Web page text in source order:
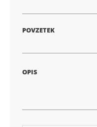
POVZETEK
OPIS